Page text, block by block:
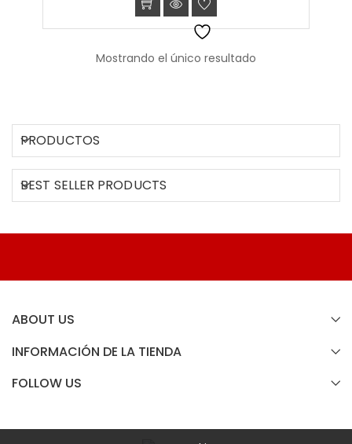
Mostrando el único resultado
PRODUCTOS
BEST SELLER PRODUCTS
ABOUT US
INFORMACIÓN DE LA TIENDA
FOLLOW US